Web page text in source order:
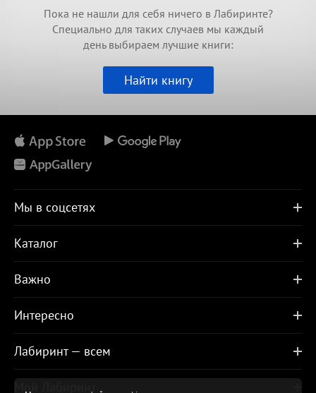
Пока не нашли для себя ничего в Лабиринте?
Специально для таких случаев мы каждый
день выбираем лучшие книги:
Найти книгу
Мы в соцсетях
Каталог
Важно
Интересно
Лабиринт — всем